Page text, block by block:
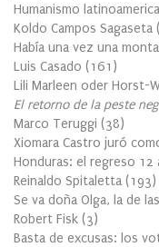
Humanismo
Koldo Campos Sagaseta (
Había una vez una
Luis Casado (161 )
Lili Marleen oder Horst-
El retorno de la peste
Marco Teruggi (38)
Xiomara Castro juró
Honduras: el regreso 12
Reinaldo Spitaletta (193)
Se va doña Olga, la de
Robert Fisk (3)
Basta de excusas: los